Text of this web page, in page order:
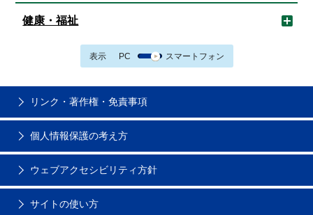
健康・福祉
表示 PC スマートフォン
リンク・著作権・免責事項
個人情報保護の考え方
ウェブアクセシビリティ方針
サイトの使い方